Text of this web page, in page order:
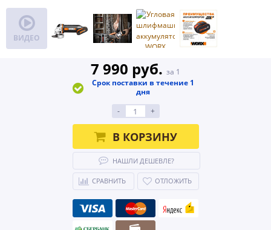
ВИДЕО
7 990 руб. за 1
Срок поставки в течение 1
дня
-
+
В КОРЗИНУ
НАШЛИ ДЕШЕВЛЕ?
СРАВНИТЬ ОТЛОЖИТЬ